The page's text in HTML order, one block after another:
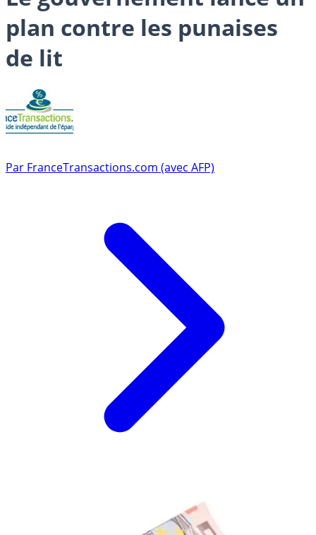
plan contre les punaises
de lit
Par FranceTransactions.com (avec AFP)